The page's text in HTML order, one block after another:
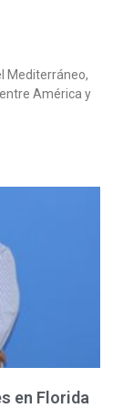
Mediterráneo,
América y
en Florida